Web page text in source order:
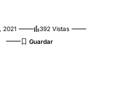
2021
392 Vistas